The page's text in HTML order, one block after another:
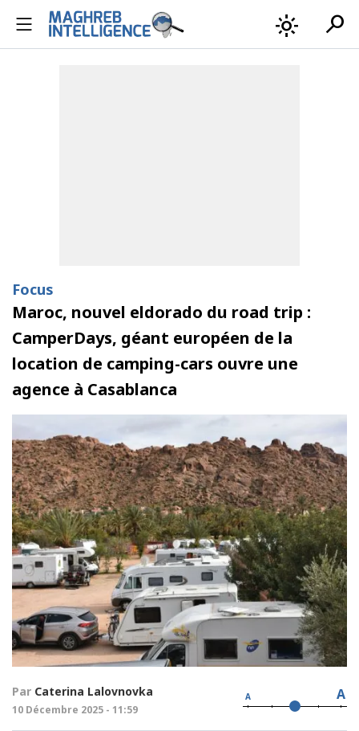
light_mode search
Focus
Maroc, nouvel eldorado du road trip :
CamperDays, géant européen de la
location de camping-cars ouvre une
agence à Casablanca
Par Caterina Lalovnovka
10 Décembre 2025 - 11:59
A A